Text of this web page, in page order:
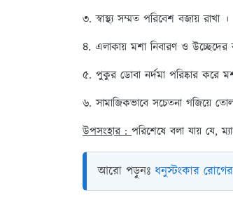
৩. স্বাস্থ্য সম্মত পরিবেশ বজায় রাখা ।
৪. এলাকায় মশা নিবারণ ও উচ্ছেদের
৫. পুকুর ডোবা নর্দমা পরিষ্কার করে
৬. সামাজিকভাবে সচেতনা গজিয়ে
উপসংহার :পরিশেষে বলা যায় যে,
আরো পড়ুনঃ ধনুস্টংকার